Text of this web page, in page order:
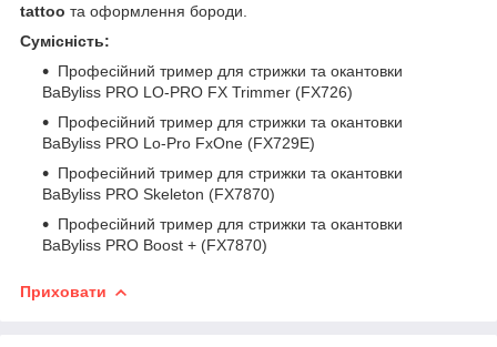
tattoo та оформлення бороди.
Сумісність:
Професійний тример для стрижки та окантовки
BaByliss PRO LO-PRO FX Trimmer (FX726)
Професійний тример для стрижки та окантовки
BaByliss PRO Lo-Pro FxOne (FX729E)
Професійний тример для стрижки та окантовки
BaByliss PRO Skeleton (FX7870)
Професійний тример для стрижки та окантовки
BaByliss PRO Boost + (FX7870)
Приховати